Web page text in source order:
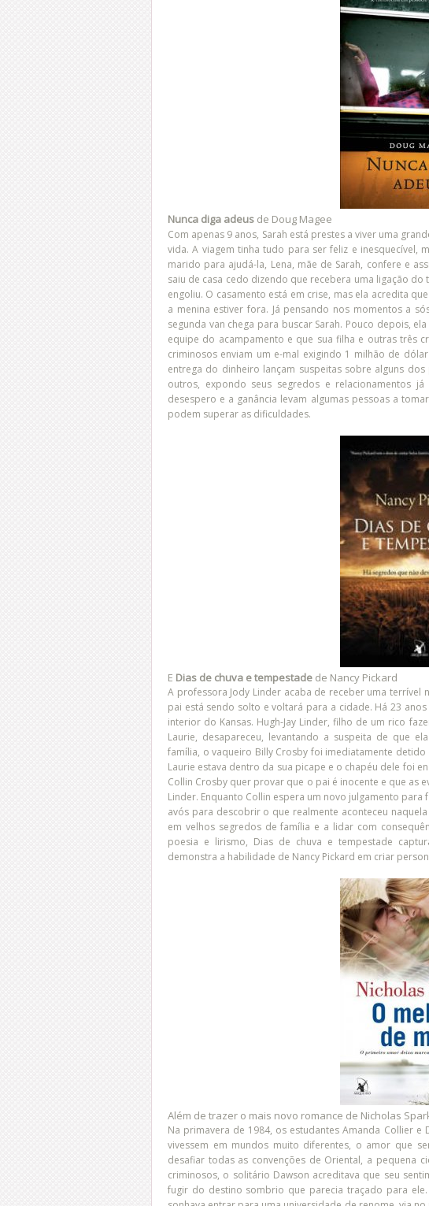
Nunca diga adeus de Doug Magee
Com apenas 9 anos, Sarah está prestes a viver uma
vida. A viagem tinha tudo para ser feliz e inesquecível,
marido para ajudá-la, Lena, mãe de Sarah, confere e
saiu de casa cedo dizendo que recebera uma ligação
engoliu. O casamento está em crise, mas ela acredita
a menina estiver fora. Já pensando nos momentos a
segunda van chega para buscar Sarah. Pouco depois,
equipe do acampamento e que sua filha e outras três
criminosos enviam um e-mal exigindo 1 milhão de
entrega do dinheiro lançam suspeitas sobre alguns
outros, expondo seus segredos e relacionamentos
desespero e a ganância levam algumas pessoas a
podem superar as dificuldades.
E Dias de chuva e tempestade de Nancy Pickard
A professora Jody Linder acaba de receber uma
pai está sendo solto e voltará para a cidade. Há 23
interior do Kansas. Hugh-Jay Linder, filho de um rico
Laurie, desapareceu, levantando a suspeita de que
família, o vaqueiro Billy Crosby foi imediatamente
Laurie estava dentro da sua picape e o chapéu dele foi
Collin Crosby quer provar que o pai é inocente e que as
Linder. Enquanto Collin espera um novo julgamento
avós para descobrir o que realmente aconteceu
em velhos segredos de família e a lidar com
poesia e lirismo, Dias de chuva e tempestade
demonstra a habilidade de Nancy Pickard em criar
Além de trazer o mais novo romance de Nicholas
Na primavera de 1984, os estudantes Amanda Collier
vivessem em mundos muito diferentes, o amor que
desafiar todas as convenções de Oriental, a pequena
criminosos, o solitário Dawson acreditava que seu
fugir do destino sombrio que parecia traçado para